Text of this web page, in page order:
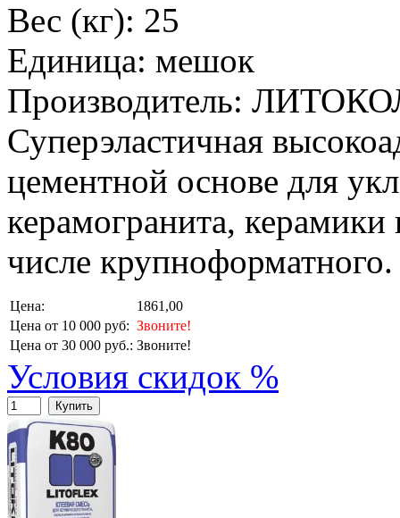
Вес (кг): 25
Единица: мешок
Производитель:
Суперэластичная
цементной основе для
керамогранита,
числе крупноформатного.
Цена:
1861,00
Цена от 10 000 руб: Звоните!
Цена от 30 000 руб.: Звоните!
Условия скидок %
Купить